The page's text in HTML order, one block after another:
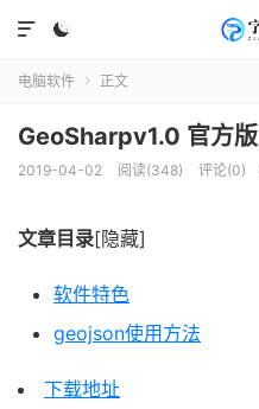


电脑软件  正文
GeoSharpv1.0 官方版
2019-04-02 阅读(348) 评论(0)
文章目录[隐藏]
软件特色
geojson使用方法
下载地址